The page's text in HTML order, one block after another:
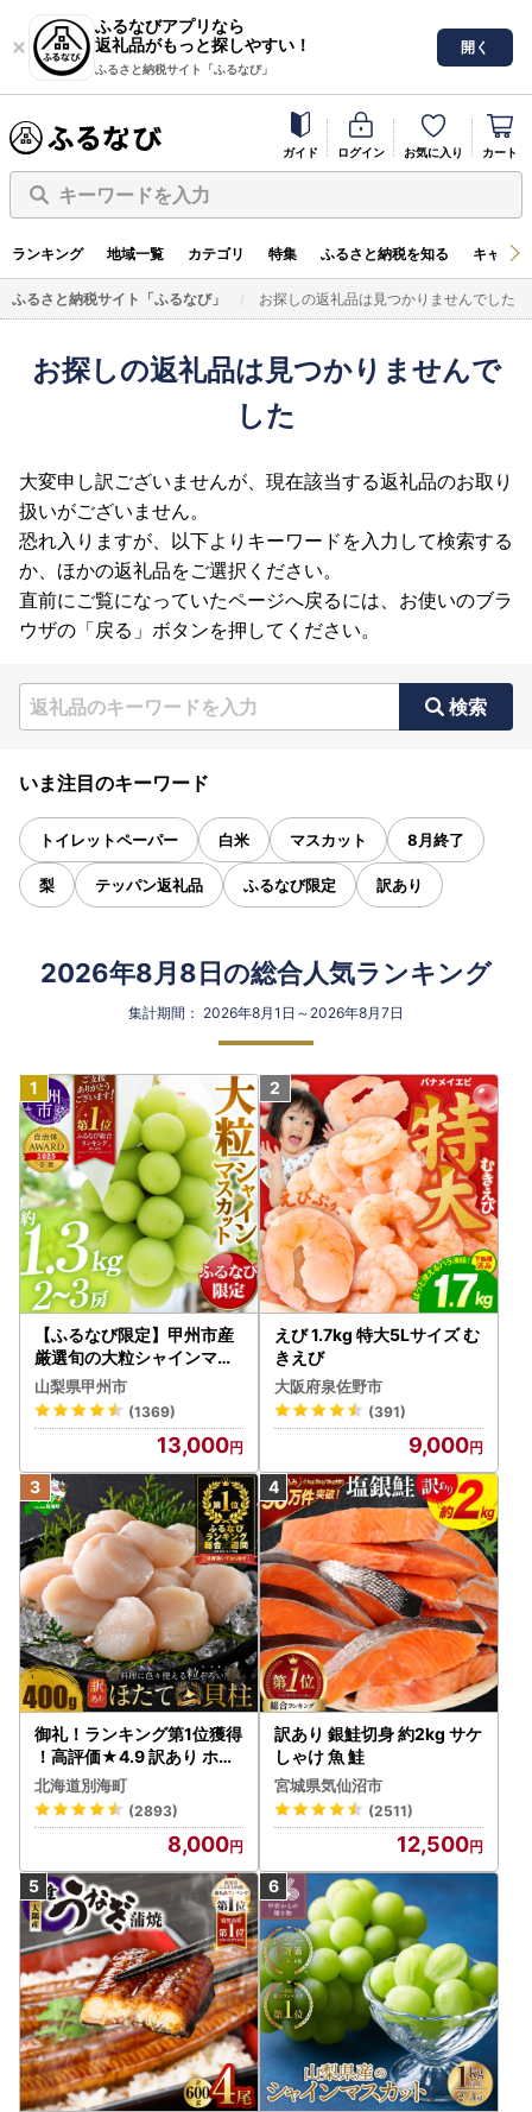
ふるなびアプリなら
返礼品がもっと探しやすい！
ふるさと納税サイト「ふるなび」
開く
ガイド ログイン お気に入り カート
キーワードを入力
ランキング 地域一覧 カテゴリ 特集 ふるさと納税を知る キャン
ふるさと納税サイト「ふるなび」 お探しの返礼品は見つかりませんでした
お探しの返礼品は見つかりませんで
した
大変申し訳ございませんが、現在該当する返礼品のお取り
扱いがございません。
恐れ入りますが、以下よりキーワードを入力して検索する
か、ほかの返礼品をご選択ください。
直前にご覧になっていたページへ戻るには、お使いのブラ
ウザの「戻る」ボタンを押してください。
検索
いま注目のキーワード
トイレットペーパー 白米 マスカット 8月終了
梨 テッパン返礼品 ふるなび限定 訳あり
2026年8月8日の総合人気ランキング
集計期間： 2026年8月1日～2026年8月7日
【ふるなび限定】甲州市産
厳選旬の大粒シャインマス
カット 約1.3kg 2～3房【2
026年発送】（MG）B12-
472 FN-Limited-VO シャ
インマスカット フルーツ
山梨県甲州市
(1369)
13,000
えび 1.7kg 特大5Lサイズ む
きえび
大阪府泉佐野市
(391)
9,000
御礼！ランキング第1位獲得
！高評価★4.9 訳あり ホタ
テ 400g（ほたて 帆立 貝柱
冷凍 ）
北海道別海町
(2893)
8,000
訳あり 銀鮭切身 約2kg サケ
しゃけ 魚 鮭
宮城県気仙沼市
(2511)
12,500